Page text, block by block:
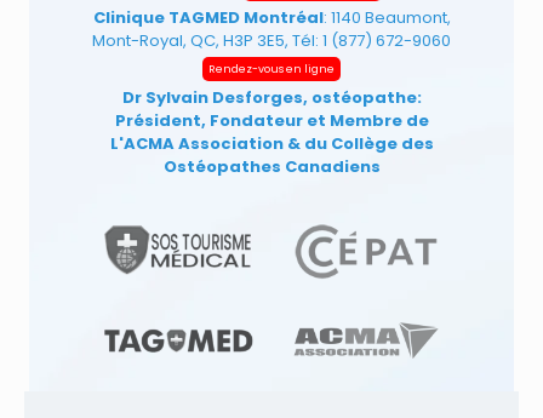
Clinique TAGMED Montréal: 1140 Beaumont,
Mont-Royal, QC, H3P 3E5, Tél: 1 (877) 672-9060
Rendez-vous en ligne
Dr Sylvain Desforges, ostéopathe:
Président, Fondateur et Membre de
L'ACMA Association & du Collège des
Ostéopathes Canadiens